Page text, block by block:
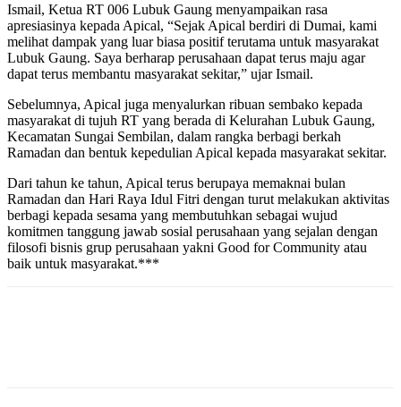
Ismail, Ketua RT 006 Lubuk Gaung menyampaikan rasa
apresiasinya kepada Apical, “Sejak Apical berdiri di Dumai, kami
melihat dampak yang luar biasa positif terutama untuk masyarakat
Lubuk Gaung. Saya berharap perusahaan dapat terus maju agar
dapat terus membantu masyarakat sekitar,” ujar Ismail.
Sebelumnya, Apical juga menyalurkan ribuan sembako kepada
masyarakat di tujuh RT yang berada di Kelurahan Lubuk Gaung,
Kecamatan Sungai Sembilan, dalam rangka berbagi berkah
Ramadan dan bentuk kepedulian Apical kepada masyarakat sekitar.
Dari tahun ke tahun, Apical terus berupaya memaknai bulan
Ramadan dan Hari Raya Idul Fitri dengan turut melakukan aktivitas
berbagi kepada sesama yang membutuhkan sebagai wujud
komitmen tanggung jawab sosial perusahaan yang sejalan dengan
filosofi bisnis grup perusahaan yakni Good for Community atau
baik untuk masyarakat.***